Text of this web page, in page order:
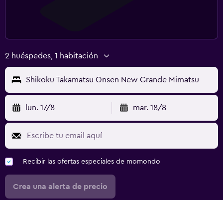
2 huéspedes, 1 habitación
Shikoku Takamatsu Onsen New Grande Mimatsu
lun. 17/8 mar. 18/8
Recibir las ofertas especiales de momondo
Crea una alerta de precio